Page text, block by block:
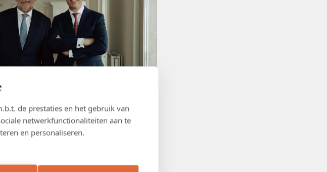
de prestaties en het gebruik van
netwerkfunctionaliteiten aan te
en personaliseren.
je niet met nieuwe